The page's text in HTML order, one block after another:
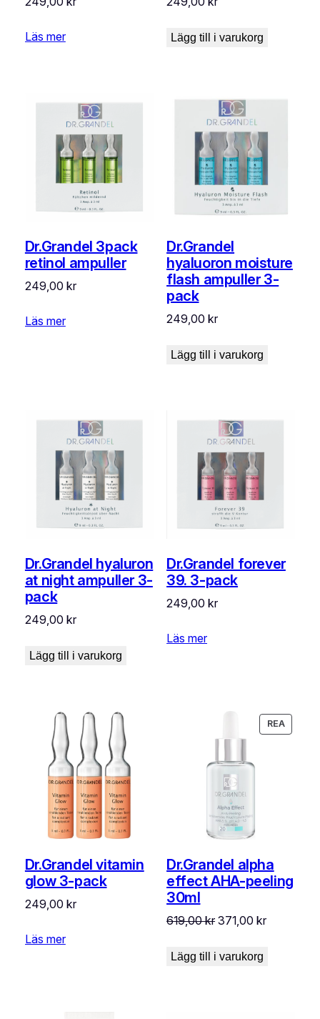
Läs mer Lägg till i varukorg
Dr.Grandel 3pack
retinol ampuller
249,00 kr
Läs mer
Dr.Grandel
hyaluoron moisture
flash ampuller 3-
pack
249,00kr
Lägg till i varukorg
Dr.Grandel hyaluron
at night ampuller 3-
pack
249,00 kr
Lägg till i varukorg
Dr.Grandel forever
39. 3-pack
249,00kr
Läs mer
Dr.Grandel vitamin
glow 3-pack
249,00 kr
Läs mer
REA
PÅ
Dr.Grandel alpha
effect AHA-peeling
30ml
619,00kr Det
priset
371,00krDet
Lägg till i varukorg